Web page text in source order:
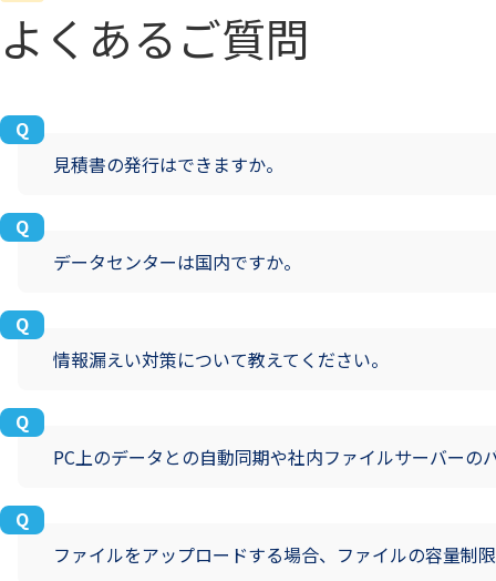
よくあるご質問
見積書の発行はできますか。
データセンターは国内ですか。
情報漏えい対策について教えてください。
PC上のデータとの自動同期や社内ファイルサーバーの
ファイルをアップロードする場合、ファイルの容量制